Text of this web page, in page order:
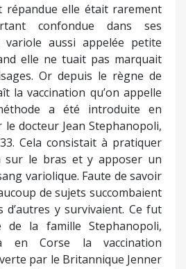
répandue elle était rarement
confondue dans ses
variole aussi appelée petite
elle ne tuait pas marquait
Or depuis le règne de
la vaccination qu’on appelle
a été introduite en
le docteur Jean Stephanopoli,
Cela consistait à pratiquer
sur le bras et y apposer un
variolique. Faute de savoir
de sujets succombaient
d’autres y survivaient. Ce fut
de la famille Stephanopoli,
en Corse la vaccination
par le Britannique Jenner